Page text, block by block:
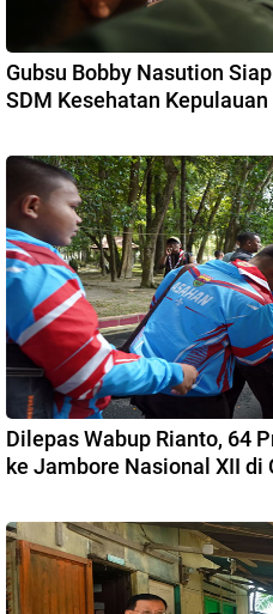
Gubsu Bobby Nasution
SDM Kesehatan
Dilepas Wabup Rianto, 64
ke Jambore Nasional XII di